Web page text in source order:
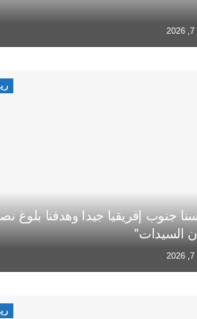
جنوب إفريقيا جيدا وهدفنا بلوغ
السيدات”